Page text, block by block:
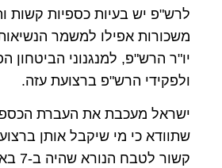
לרש"פ יש בעיות כספיות קשות
משכורות אפילו למשמר
יו"ר הרש"פ, למנגנוני הביטחון
ולפקידי הרש"פ ברצועת עזה.
ישראל מעכבת את העברת
שתוודא כי מי שיקבל אותן
קשור